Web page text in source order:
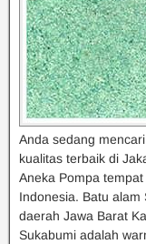
Anda sedang
kualitas terbaik di
Aneka Pompa
Indonesia. Batu
daerah Jawa Barat
Sukabumi adalah